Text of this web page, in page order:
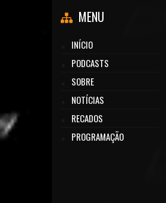
MENU
INÍCIO
PODCASTS
SOBRE
NOTÍCIAS
RECADOS
PROGRAMAÇÃO